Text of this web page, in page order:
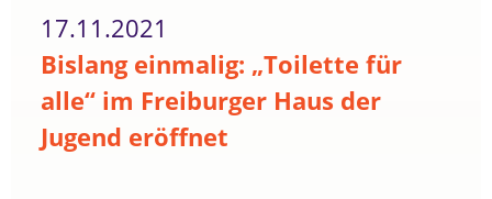
17.11.2021
Bislang einmalig: „Toilette für
alle“ im Freiburger Haus der
Jugend eröffnet